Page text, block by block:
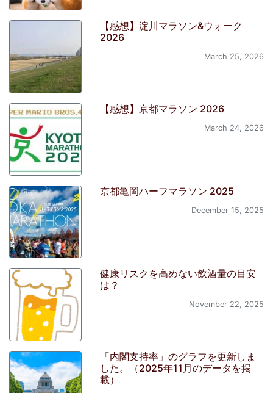
【感想】淀川マラソン&ウォーク
2026
March 25, 2026
【感想】京都マラソン 2026
March 24, 2026
京都亀岡ハーフマラソン 2025
December 15, 2025
健康リスクを高めない飲酒量の目安
は？
November 22, 2025
「内閣支持率」のグラフを更新しま
した。（2025年11月のデータを掲
載）